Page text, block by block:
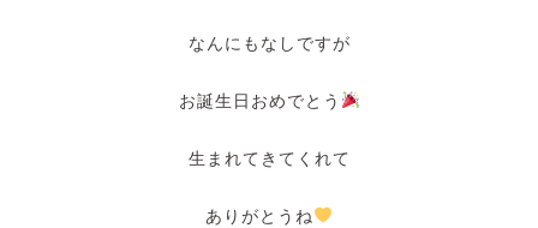
なんにもなしですが
お誕生日おめでとう
生まれてきてくれて
ありがとうね